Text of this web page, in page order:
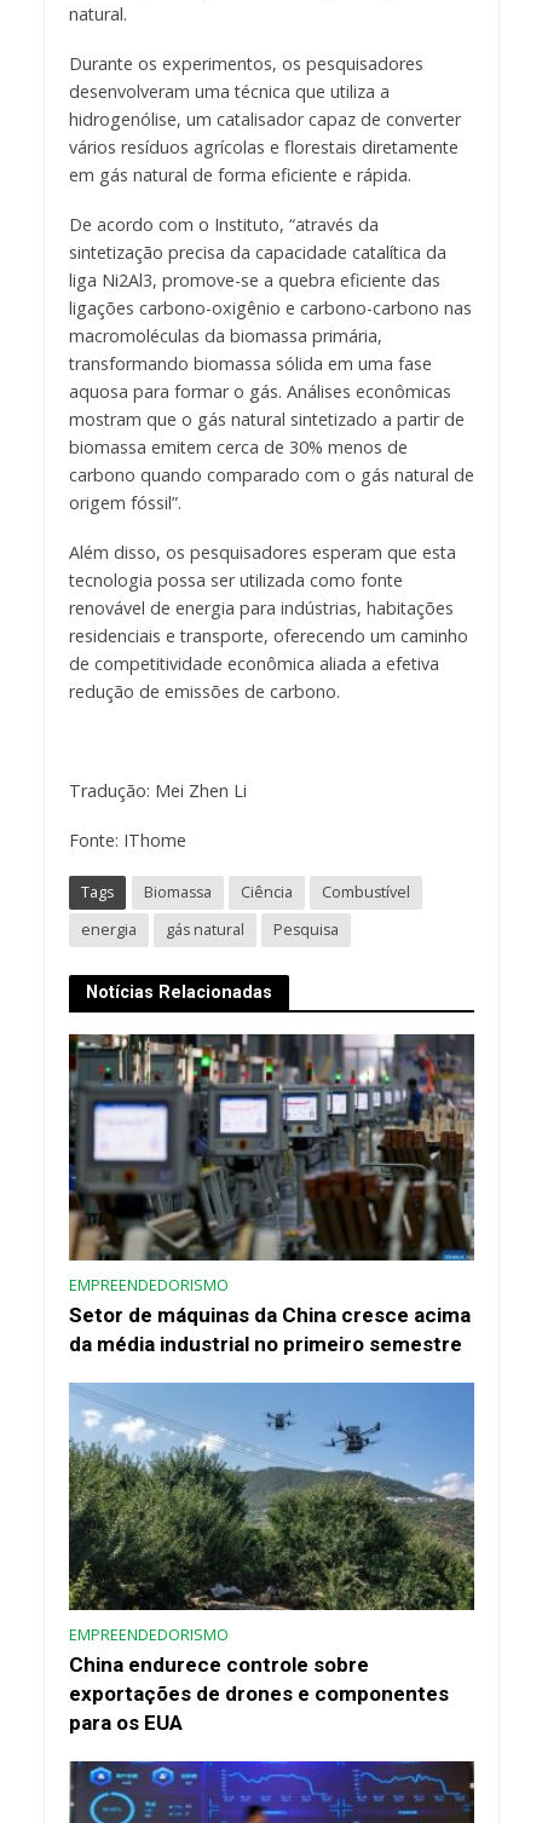
natural.
Durante os experimentos, os pesquisadores
desenvolveram uma técnica que utiliza a
hidrogenólise, um catalisador capaz de converter
vários resíduos agrícolas e florestais diretamente
em gás natural de forma eficiente e rápida.
De acordo com o Instituto, “através da
sintetização precisa da capacidade catalítica da
liga Ni2Al3, promove-se a quebra eficiente das
ligações carbono-oxigênio e carbono-carbono nas
macromoléculas da biomassa primária,
transformando biomassa sólida em uma fase
aquosa para formar o gás. Análises econômicas
mostram que o gás natural sintetizado a partir de
biomassa emitem cerca de 30% menos de
carbono quando comparado com o gás natural de
origem fóssil”.
Além disso, os pesquisadores esperam que esta
tecnologia possa ser utilizada como fonte
renovável de energia para indústrias, habitações
residenciais e transporte, oferecendo um caminho
de competitividade econômica aliada a efetiva
redução de emissões de carbono.
Tradução: Mei Zhen Li
Fonte: IThome
Tags Biomassa Ciência
Combustível
energia
gás natural Pesquisa
Notícias Relacionadas
EMPREENDEDORISMO
Setor de máquinas da China cresce acima
da média industrial no primeiro semestre
EMPREENDEDORISMO
China endurece controle sobre
exportações de drones e componentes
para os EUA